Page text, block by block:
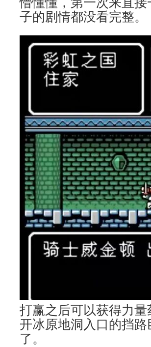
子的剧情都没看完整。
打赢之后可以获得力
开冰原地洞入口的挡
了。